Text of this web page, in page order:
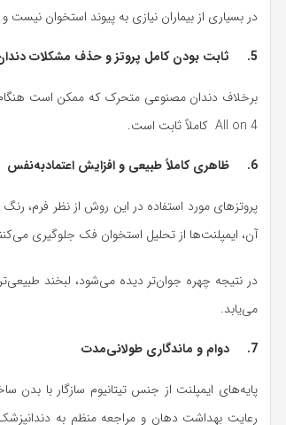
در بسیاری از بیماران نیازی به پیوند استخوان
5. ثابت بودن کامل پروتز و حذف مشکلات دندان مصنوعی
برخلاف دندان مصنوعی متحرک که ممکن است
All on 4 کاملاً ثابت است.
6. ظاهری کاملاً طبیعی و افزایش اعتمادبه‌نفس
پروتزهای مورد استفاده در این روش از نظر فرم،
آن، ایمپلنت‌ها از تحلیل استخوان فک جلوگیری
در نتیجه چهره جوان‌تر دیده می‌شود، لبخند
می‌یابد.
7. دوام و ماندگاری طولانی‌مدت
پایه‌های ایمپلنت از جنس تیتانیوم سازگار با